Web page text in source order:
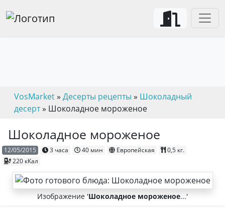
VosMarket» Десерты рецепты » Шоколадный
десерт» Шоколадное мороженое
Шоколадное мороженое
12/05/2015 3 часа 40 мин Европейская
0,5 кг.
220 кКал
Изображение 'Шоколадное мороженое...'